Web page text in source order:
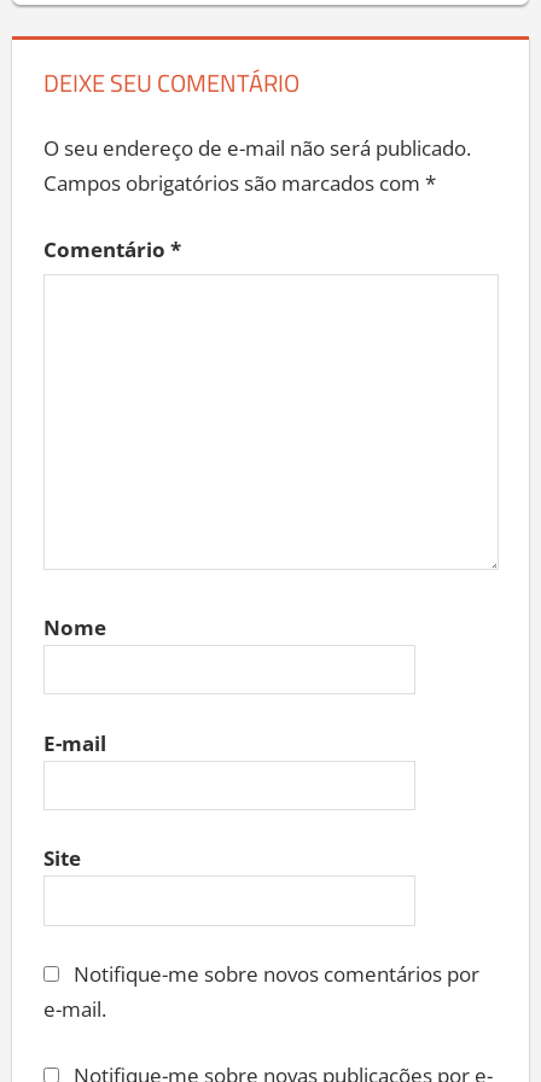
DEIXE SEU COMENTÁRIO
O seu endereço de e-mail não será publicado.
Campos obrigatórios são marcados com *
Comentário *
Nome
E-mail
Site
Notifique-me sobre novos comentários por
e-mail.